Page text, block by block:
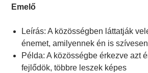
Emelő
Leírás: A közösségben láttatják
énemet, amilyennek én is
Példa: A közösségbe érkezve azt
fejlődök, többre leszek képes